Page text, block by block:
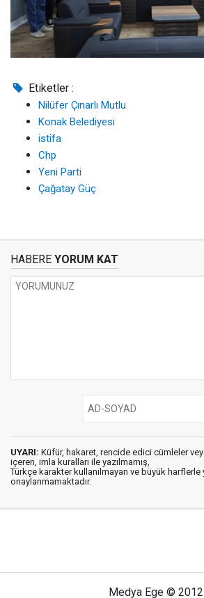
Etiketler :
Nilüfer Çınarlı Mutlu
Konak Belediyesi
istifa
Chp
Yeni Parti
Çağatay Güç
HABERE YORUM KAT
UYARI: Küfür, hakaret, rencide edici cümleler
içeren, imla kuralları ile yazılmamış,
Türkçe karakter kullanılmayan ve büyük harflerle
onaylanmamaktadır.
Medya Ege © 2012